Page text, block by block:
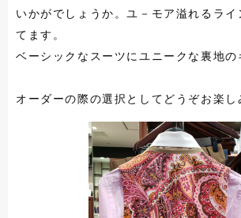
いかがでしょうか。ユ－モア溢れるライ
てます。
ベーシックなスーツにユニークな裏地の
オーダーの際の選択としてどうぞお楽し